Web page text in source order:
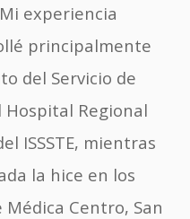
experiencia
principalmente
del Servicio de
Regional
ISSSTE, mientras
la hice en los
Centro, San